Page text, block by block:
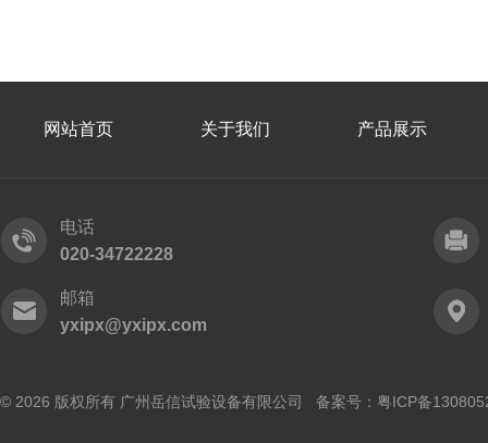
网站首页 关于我们 产品展示
电话
020-34722228
邮箱
yxipx@yxipx.com
© 2026 版权所有 广州岳信试验设备有限公司 备案号： 粤ICP备